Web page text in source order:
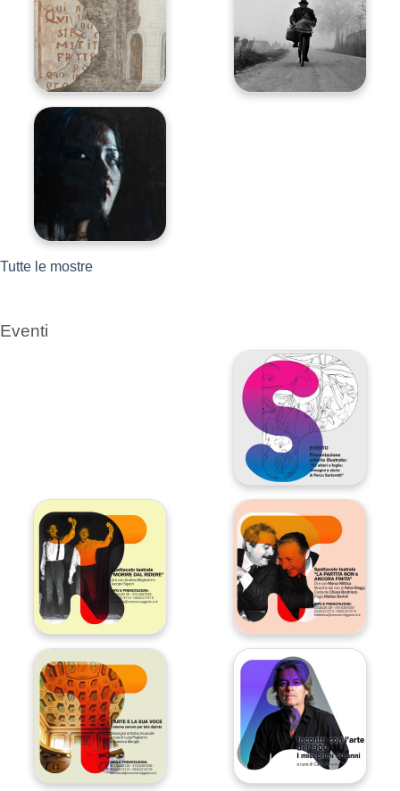
Tutte le mostre
Eventi